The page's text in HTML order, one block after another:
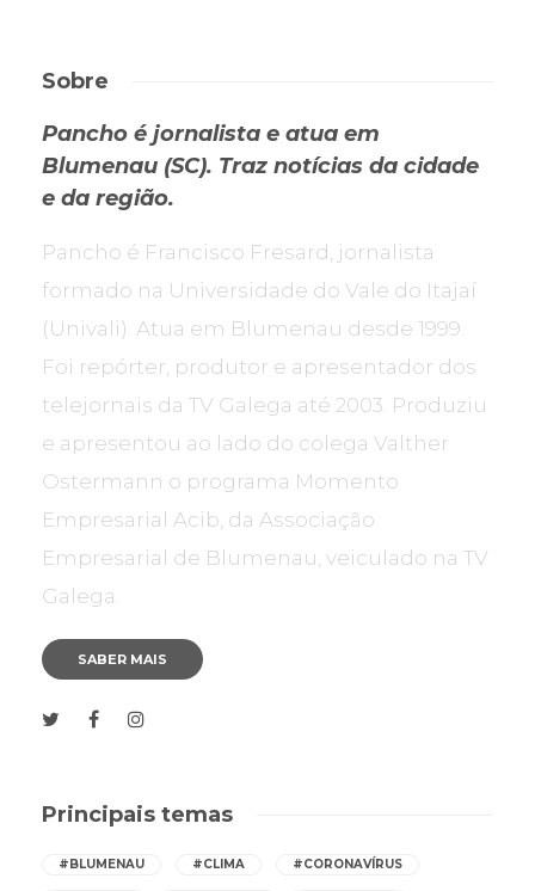
Sobre
Pancho é jornalista e atua em
Blumenau (SC). Traz notícias da cidade
e da região.
Pancho é Francisco Fresard, jornalista
formado na Universidade do Vale do Itajaí
(Univali). Atua em Blumenau desde 1999.
Foi repórter, produtor e apresentador dos
telejornais da TV Galega até 2003. Produziu
e apresentou ao lado do colega Valther
Ostermann o programa Momento
Empresarial Acib, da Associação
Empresarial de Blumenau, veiculado na TV
Galega.
SABER MAIS
Principais temas
#BLUMENAU #CLIMA #CORONAVÍRUS